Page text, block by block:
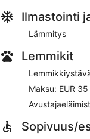
Ilmastointi
Lämmitys
Lemmikit
Maksu: EUR
Sopivuus/